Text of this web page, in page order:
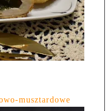
musztardowe